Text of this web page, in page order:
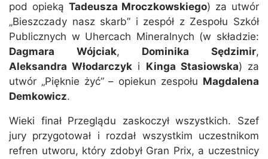
pod opieką Tadeusza Mroczkowskiego) za utwór
„Bieszczady nasz skarb” i zespół z Zespołu Szkół
Publicznych w Uhercach Mineralnych (w składzie:
Dagmara Wójciak, Dominika Sędzimir,
Aleksandra Włodarczyk i Kinga Stasiowska) za
utwór „Pięknie żyć” – opiekun zespołu Magdalena
Demkowicz.
Wieki finał Przeglądu zaskoczył wszystkich. Szef
jury przygotował i rozdał wszystkim uczestnikom
refren utworu, który zdobył Gran Prix, a uczestnicy